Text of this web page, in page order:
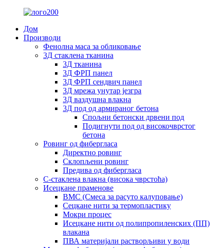
Дом
Производи
Фенолна маса за обликовање
3Д стаклена тканина
3Д тканина
3Д ФРП панел
3Д ФРП сендвич панел
3Д мрежа унутар језгра
3Д ваздушна влакна
3Д под од армираног бетона
Спољни бетонски дрвени под
Подигнути под од високочврстог
бетона
Ровинг од фибергласа
Директно ровинг
Склопљени ровинг
Предива од фибергласа
С-стаклена влакна (висока чврстоћа)
Исецкане праменове
BMC (Смеса за расуто калуповање)
Сецкане нити за термопластику
Мокри процес
Исецкане нити од полипропиленских (ПП)
влакана
ПВА материјали растворљиви у води